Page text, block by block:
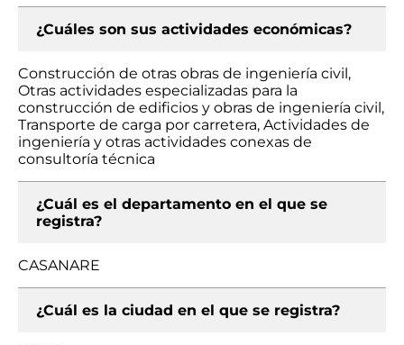
¿Cuáles son sus actividades económicas?
Construcción de otras obras de ingeniería civil,
Otras actividades especializadas para la
construcción de edificios y obras de ingeniería civil,
Transporte de carga por carretera, Actividades de
ingeniería y otras actividades conexas de
consultoría técnica
¿Cuál es el departamento en el que se
registra?
CASANARE
¿Cuál es la ciudad en el que se registra?